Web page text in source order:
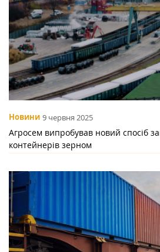
Новини 9 червня 2025
Агросем випробував новий спосіб
контейнерів зерном